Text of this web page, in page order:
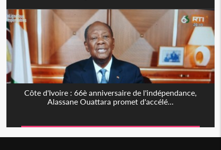
Côte d'Ivoire : 66è anniversaire de l'indépendance,
Alassane Ouattara promet d'accélé...